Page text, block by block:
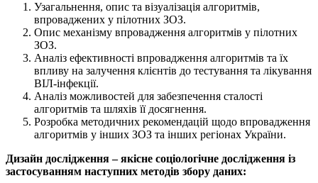
Узагальнення, опис та візуалізація алгоритмів,
впроваджених у пілотних ЗОЗ.
Опис механізму впровадження алгоритмів у пілотних
ЗОЗ.
Аналіз ефективності впровадження алгоритмів та їх
впливу на залучення клієнтів до тестування та лікування
ВІЛ-інфекції.
Аналіз можливостей для забезпечення сталості
алгоритмів та шляхів її досягнення.
Розробка методичних рекомендацій щодо впровадження
алгоритмів у інших ЗОЗ та інших регіонах України.
Дизайн дослідження – якісне соціологічне дослідження із
застосуванням наступних методів збору даних: